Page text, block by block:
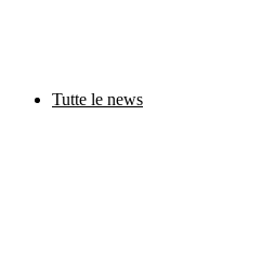
Tutte le news